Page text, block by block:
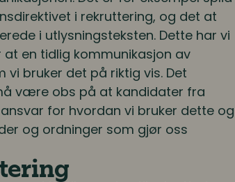
i rekruttering, og det at
i utlysningsteksten. Dette har vi
en tidlig kommunikasjon av
bruker det på riktig vis. Det
være obs på at kandidater fra
for hvordan vi bruker dette og
og ordninger som gjør oss